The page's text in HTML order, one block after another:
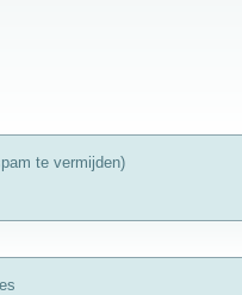
te vermijden)